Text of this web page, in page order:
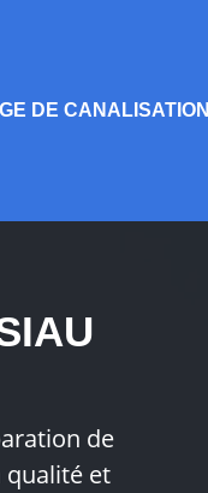
DE CANALISATION
de
qualité et